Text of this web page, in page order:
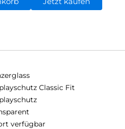
Classic Fit
verfügbar